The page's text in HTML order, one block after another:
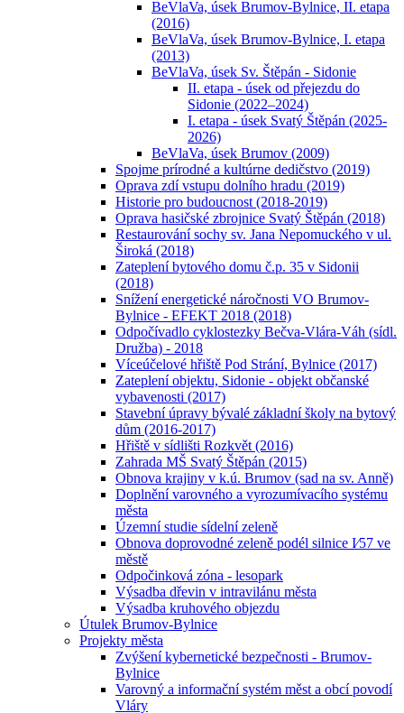
BeVlaVa, úsek Brumov-Bylnice, II. etapa
(2016)
BeVlaVa, úsek Brumov-Bylnice, I. etapa
(2013)
BeVlaVa, úsek Sv. Štěpán - Sidonie
II. etapa - úsek od přejezdu do
Sidonie (2022–2024)
I. etapa - úsek Svatý Štěpán (2025-
2026)
BeVlaVa, úsek Brumov (2009)
Spojme prírodné a kultúrne dedičstvo (2019)
Oprava zdí vstupu dolního hradu (2019)
Historie pro budoucnost (2018-2019)
Oprava hasičské zbrojnice Svatý Štěpán (2018)
Restaurování sochy sv. Jana Nepomuckého v ul.
Široká (2018)
Zateplení bytového domu č.p. 35 v Sidonii
(2018)
Snížení energetické náročnosti VO Brumov-
Bylnice - EFEKT 2018 (2018)
Odpočívadlo cyklostezky Bečva-Vlára-Váh (sídl.
Družba) - 2018
Víceúčelové hřiště Pod Strání, Bylnice (2017)
Zateplení objektu, Sidonie - objekt občanské
vybavenosti (2017)
Stavební úpravy bývalé základní školy na bytový
dům (2016-2017)
Hřiště v sídlišti Rozkvět (2016)
Zahrada MŠ Svatý Štěpán (2015)
Obnova krajiny v k.ú. Brumov (sad na sv. Anně)
Doplnění varovného a vyrozumívacího systému
města
Územní studie sídelní zeleně
Obnova doprovodné zeleně podél silnice I⁄57 ve
městě
Odpočinková zóna - lesopark
Výsadba dřevin v intravilánu města
Výsadba kruhového objezdu
Útulek Brumov-Bylnice
Projekty města
Zvýšení kybernetické bezpečnosti - Brumov-
Bylnice
Varovný a informační systém měst a obcí povodí
Vláry